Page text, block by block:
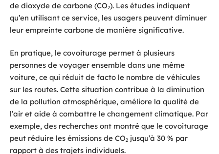
de dioxyde de carbone (CO₂). Les études indiquent
qu’en utilisant ce service, les usagers peuvent diminuer
leur empreinte carbone de manière significative.
En pratique, le covoiturage permet à plusieurs
personnes de voyager ensemble dans une même
voiture, ce qui réduit de facto le nombre de véhicules
sur les routes. Cette situation contribue à la diminution
de la pollution atmosphérique, améliore la qualité de
l’air et aide à combattre le changement climatique. Par
exemple, des recherches ont montré que le covoiturage
peut réduire les émissions de CO₂ jusqu’à 30 % par
rapport à des trajets individuels.